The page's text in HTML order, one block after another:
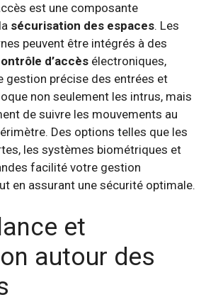
est une composante
sécurisation des espaces. Les
peuvent être intégrés à des
d’accès électroniques,
gestion précise des entrées et
non seulement les intrus, mais
de suivre les mouvements au
Des options telles que les
les systèmes biométriques et
facilité votre gestion
en assurant une sécurité optimale.
et
autour des